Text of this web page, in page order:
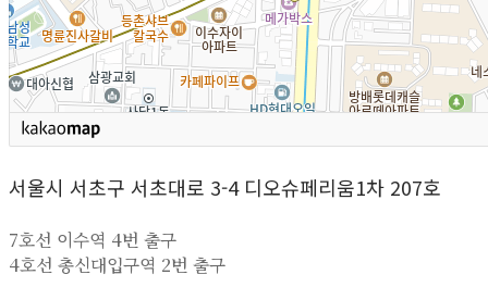
서울시 서초구 서초대로 3-4 디오슈페리움1차 207호
7호선 이수역 4번 출구
4호선 총신대입구역 2번 출구